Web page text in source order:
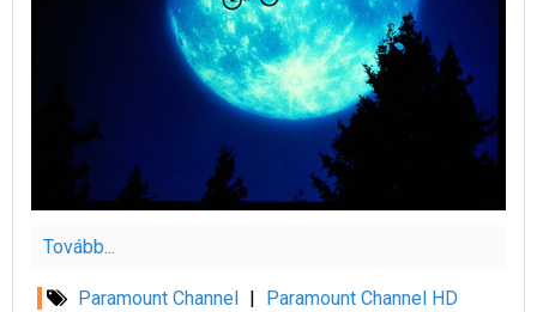
Tovább...
Paramount Channel Paramount Channel HD